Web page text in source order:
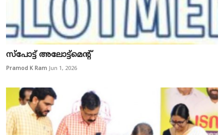
സ്പോട്ട് അലോട്ട്മെന്റ്
Pramod K Ram Jun 1, 2026